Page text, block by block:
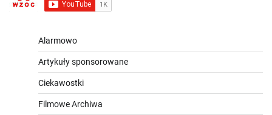
Alarmowo
Artykuły sponsorowane
Ciekawostki
Filmowe Archiwa